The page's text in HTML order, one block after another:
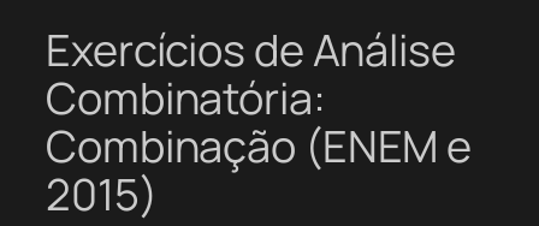
Exercícios de Análise
Combinatória:
Combinação (ENEM e
2015)